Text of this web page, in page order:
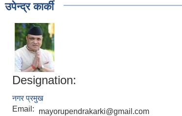
उपेन्द्र कार्की
Designation:
नगर प्रमुख
Email:
mayorupendrakarki@gmail.com